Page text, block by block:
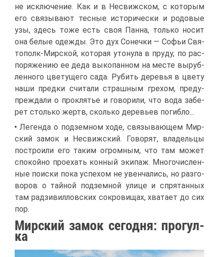
не ис­клю­че­ние. Как и в Несвиж­ском, с ко­то­рым
его свя­зы­ва­ют тес­ные ис­то­ри­че­ски и ро­до­вые
узы, здесь то­же есть своя Пан­на, толь­ко но­сит
она бе­лые одеж­ды. Это дух Со­неч­ки — Со­фьи Свя­
то­полк-Мир­ской, ко­то­рая уто­ну­ла в пру­ду, по рас­
по­ря­же­нию ее де­да вы­ко­пан­ном на ме­сте вы­руб­
лен­но­го цве­ту­ще­го са­да. Ру­бить де­ре­вья в цве­ту
на­ши пред­ки счи­та­ли страш­ным гре­хом, пре­ду­
пре­жда­ли о про­кля­тье и го­во­ри­ли, что во­да за­бе­
рет столь­ко жертв, сколь­ко де­ре­вьев по­гиб­ло...
Ле­ген­да о под­зем­ном хо­де, свя­зы­ва­ю­щем Мир­
ский за­мок и Несвиж­ский. Го­во­рят, вла­дель­цы
по­стро­и­ли его та­ким огром­ным, что там мо­жет
спо­кой­но про­ехать кон­ный эки­паж. Мно­го­чис­лен­
ные по­ис­ки по­ка успе­хом не увен­ча­лись, но раз­го­
во­ров о тай­ной под­зем­ной ули­це и спря­тан­ных
там рад­зи­вил­лов­ских со­кро­ви­щах, хва­та­ет до сих
пор.
Мир­ский за­мок се­год­ня: про­гул­
ка